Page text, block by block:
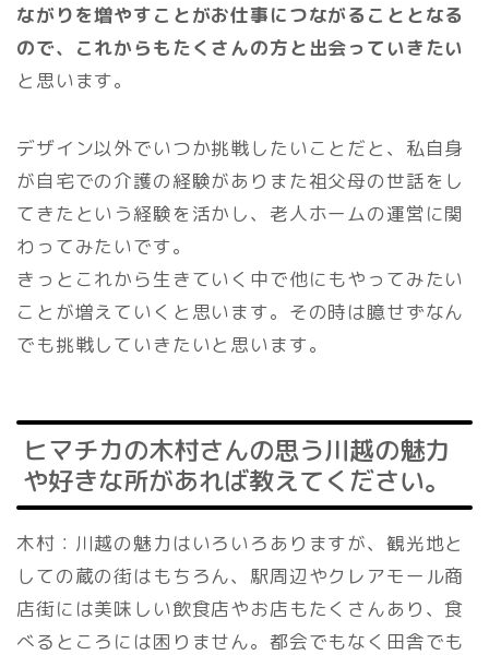
ながりを増やすことがお仕事につながることとなる
ので、これからもたくさんの方と出会っていきたい
と思います。
デザイン以外でいつか挑戦したいことだと、私自身
が自宅での介護の経験がありまた祖父母の世話をし
てきたという経験を活かし、老人ホームの運営に関
わってみたいです。
きっとこれから生きていく中で他にもやってみたい
ことが増えていくと思います。その時は臆せずなん
でも挑戦していきたいと思います。
ヒマチカの木村さんの思う川越の魅力
や好きな所があれば教えてください。
木村：川越の魅力はいろいろありますが、観光地と
しての蔵の街はもちろん、駅周辺やクレアモール商
店街には美味しい飲食店やお店もたくさんあり、食
べるところには困りません。都会でもなく田舎でも